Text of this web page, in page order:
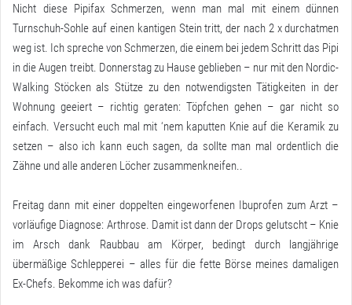
Nicht diese Pipifax Schmerzen, wenn man mal mit einem dünnen
Turnschuh-Sohle auf einen kantigen Stein tritt, der nach 2 x durchatmen
weg ist. Ich spreche von Schmerzen, die einem bei jedem Schritt das Pipi
in die Augen treibt. Donnerstag zu Hause geblieben – nur mit den Nordic-
Walking Stöcken als Stütze zu den notwendigsten Tätigkeiten in der
Wohnung geeiert – richtig geraten: Töpfchen gehen – gar nicht so
einfach. Versucht euch mal mit ‘nem kaputten Knie auf die Keramik zu
setzen – also ich kann euch sagen, da sollte man mal ordentlich die
Zähne und alle anderen Löcher zusammenkneifen..
Freitag dann mit einer doppelten eingeworfenen Ibuprofen zum Arzt –
vorläufige Diagnose: Arthrose. Damit ist dann der Drops gelutscht – Knie
im Arsch dank Raubbau am Körper, bedingt durch langjährige
übermäßige Schlepperei – alles für die fette Börse meines damaligen
Ex-Chefs. Bekomme ich was dafür?